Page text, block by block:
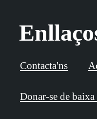
Contacta'ns
Donar-se de